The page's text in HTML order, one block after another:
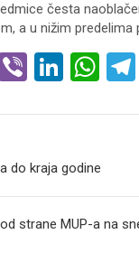
česta
a u nižim predelima
E
Vi
er
Li
ke
dI
n
W
at
A
do kraja godine
strane MUP-a na